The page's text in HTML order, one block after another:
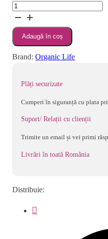
Cantitate
CANPOL
BABIES
JUCARIE
SENZORIALA
CUBURI
Adaugă în coș
Brand:Organic Life
Plăți securizate
Cumperi în siguranță cu plata
Suport/ Relații cu clienții
Trimite un email și vei primi
Livrări în toată România
Distribuie: